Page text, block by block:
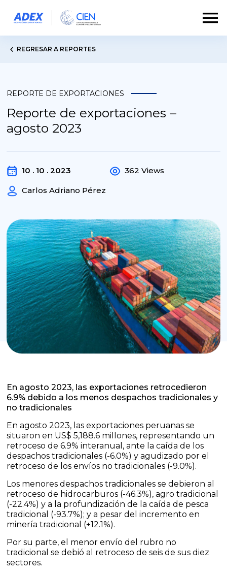
REGRESAR A REPORTES
REPORTE DE EXPORTACIONES
Reporte de exportaciones –
agosto 2023
10 . 10 . 2023
Carlos Adriano Pérez
362 Views
En agosto 2023, las exportaciones retrocedieron
6.9% debido a los menos despachos tradicionales y
no tradicionales
En agosto 2023, las exportaciones peruanas se
situaron en US$ 5,188.6 millones, representando un
retroceso de 6.9% interanual, ante la caída de los
despachos tradicionales (-6.0%) y agudizado por el
retroceso de los envíos no tradicionales (-9.0%).
Los menores despachos tradicionales se debieron al
retroceso de hidrocarburos (-46.3%), agro tradicional
(-22.4%) y a la profundización de la caída de pesca
tradicional (-93.7%); y a pesar del incremento en
minería tradicional (+12.1%).
Por su parte, el menor envío del rubro no
tradicional se debió al retroceso de seis de sus diez
sectores.